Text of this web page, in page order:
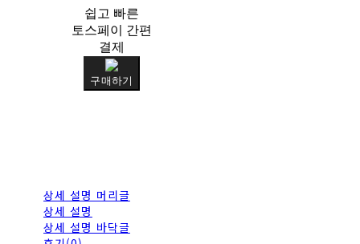
쉽고 빠른
토스페이 간편
결제
구매하기
상세 설명 머리글
상세 설명
상세 설명 바닥글